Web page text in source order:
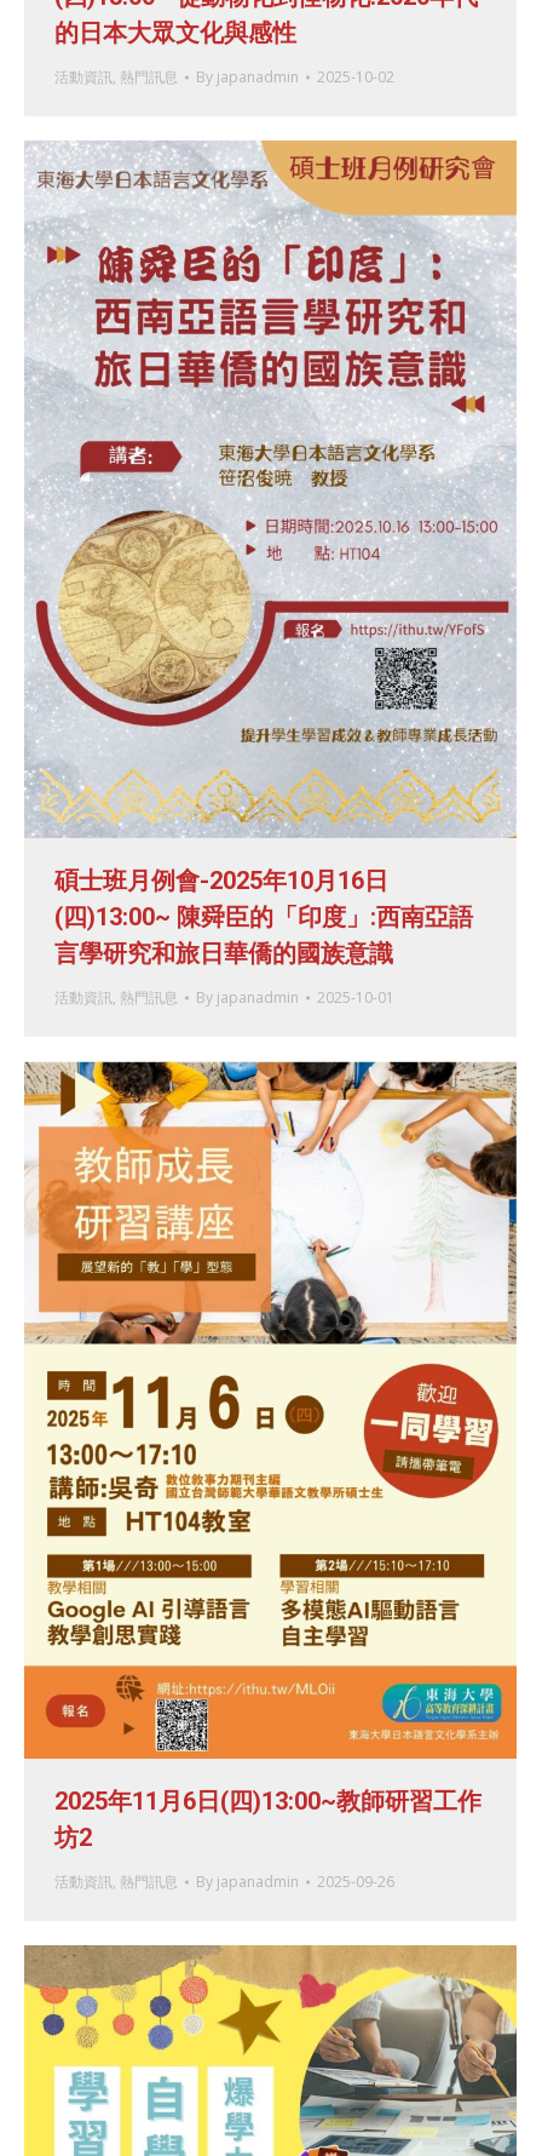
的日本大眾文化與感性
活動資訊, 熱門訊息 By japanadmin 2025-10-02
碩士班月例會-2025年10月16日
(四)13:00~ 陳舜臣的「印度」:西南亞語
言學研究和旅日華僑的國族意識
活動資訊, 熱門訊息 By japanadmin 2025-10-01
2025年11月6日(四)13:00~教師研習工作
坊2
活動資訊, 熱門訊息 By japanadmin 2025-09-26